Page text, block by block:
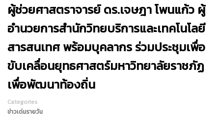
ผู้ช่วยศาสตราจารย์ ดร.เจษฎา โพนแก้ว ผู้
อำนวยการสำนักวิทยบริการและเทคโนโลยี
สารสนเทศ พร้อมบุคลากร ร่วมประชุมเพื่อ
ขับเคลื่อนยุทธศาสตร์มหาวิทยาลัยราชภัฏ
เพื่อพัฒนาท้องถิ่น
Categories
ข่าวเด่นรายวัน